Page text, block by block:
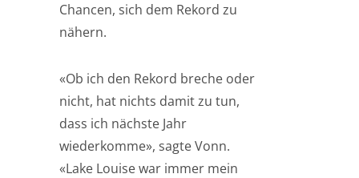
Chancen, sich dem Rekord zu
nähern.
«Ob ich den Rekord breche oder
nicht, hat nichts damit zu tun,
dass ich nächste Jahr
wiederkomme», sagte Vonn.
«Lake Louise war immer mein